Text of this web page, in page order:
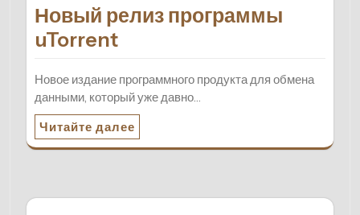
Новый релиз программы
uTorrent
Новое издание программного продукта для обмена
данными, который уже давно…
Читайте далее